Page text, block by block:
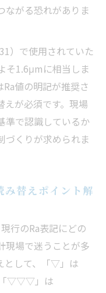
ながる恐れがありま
で使用されていた
そ1.6μmに相当しま
値の明記が推奨さ
えが必須です。現場
準で認識しているか
づくりが求められま
替えポイント解
行のRa表記にどの
現場で迷うことが多
として、「▽」は
「▽▽▽」は